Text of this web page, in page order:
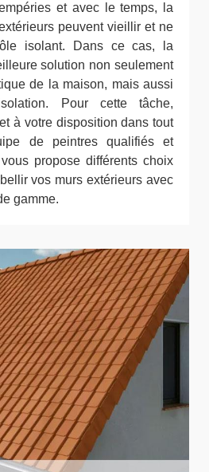
et avec le temps, la
peuvent vieillir et ne
isolant. Dans ce cas, la
solution non seulement
de la maison, mais aussi
Pour cette tâche,
à votre disposition dans tout
de peintres qualifiés et
propose différents choix
vos murs extérieurs avec
gamme.